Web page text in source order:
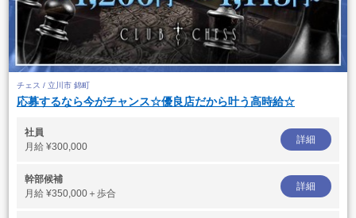
チェス / 立川市 錦町
応募するなら今がチャンス☆優良店だから叶う高時給☆
社員
月給 ¥300,000
詳細
幹部候補
月給 ¥350,000＋歩合
詳細